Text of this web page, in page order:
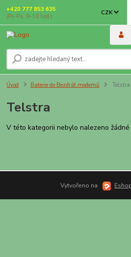
CZK
+420 777 853 635
(Po-Pá, 9-18 hod.)
Úvod Baterie do Bezdrát.modemů Telstra
Telstra
V této kategorii nebylo nalezeno žádné
Vytvořeno na